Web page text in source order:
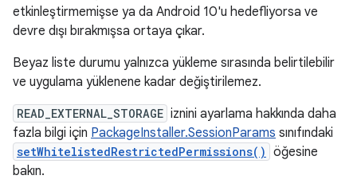
etkinleştirmemişse ya da Android 10'u hedefliyorsa ve
devre dışı bırakmışsa ortaya çıkar.
Beyaz liste durumu yalnızca yükleme sırasında belirtilebilir
ve uygulama yüklenene kadar değiştirilemez.
READ_EXTERNAL_STORAGE iznini ayarlama hakkında daha
fazla bilgi için PackageInstaller.SessionParams sınıfındaki
setWhitelistedRestrictedPermissions() öğesine
bakın.